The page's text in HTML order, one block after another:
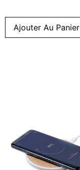
Ajouter Au Panier